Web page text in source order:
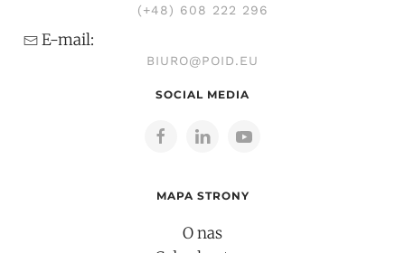
(+48) 608 222 296
E-mail:
BIURO@POID.EU
SOCIAL MEDIA
MAPA STRONY
O nas